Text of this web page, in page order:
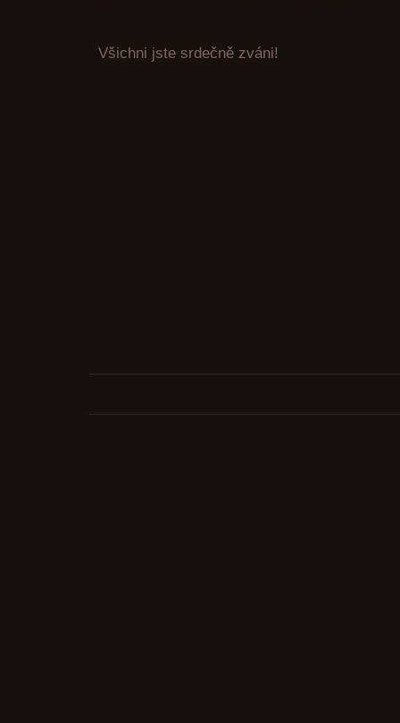
Všichni jste srdečně zváni!